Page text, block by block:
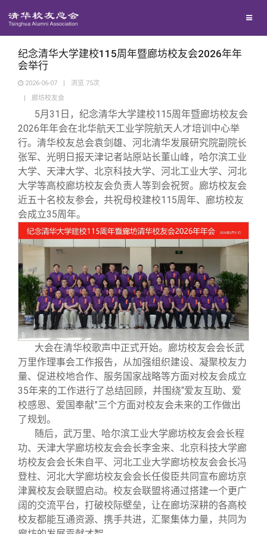
地区联络
年级联络
院系校友工作
专业委员会
兴趣群体
西南联大校友会
回馈母校
捐赠项目
捐赠新闻
捐赠纪事
捐赠方法
义工计划
媒体平台
《清华校友通讯》
《水木清华》
我要订阅
新媒体平台
百年清华
清华人物
清华故事
青春风采
校友文苑
校友讲坛
校友视界
校友服务
终身学习
信息化服务
三创大赛
实用信息
校友总会
总会简介
会长致辞
总会章程
理事会名单
制度法规
关闭
纪念清华大学建校115周年暨廊坊校友会2026年年
会举行
2026-06-07 | 浏览 75次
|
廊坊校友会
5月31日，纪念清华大学建校115周年暨廊坊校友会
2026年年会在北华航天工业学院航天人才培训中心举
行。清华校友总会袁剑雄、河北清华发展研究院副院长
张军、光明日报天津记者站原站长董山峰，哈尔滨工业
大学、天津大学、北京科技大学、河北工业大学、河北
大学等高校廊坊校友会负责人等到会祝贺。廊坊校友会
近五十名校友参会，共祝母校建校115周年、廊坊校友
会成立35周年。
大会在清华校歌声中正式开始。廊坊校友会会长武
万里作理事会工作报告，从加强组织建设、凝聚校友力
量、促进校地合作、服务国家战略等方面对校友会成立
35年来的工作进行了总结回顾，并围绕“爱友互助、爱
校感恩、爱国奉献”三个方面对校友会未来的工作做出
了规划。
随后，武万里、哈尔滨工业大学廊坊校友会会长程
功、天津大学廊坊校友会会长李金来、北京科技大学廊
坊校友会会长朱自平、河北工业大学廊坊校友会会长冯
登柱、河北大学廊坊校友会会长任俊臣共同宣布廊坊京
津冀校友会联盟启动。校友会联盟将通过搭建一个更广
阔的交流平台，打破校际壁垒，让在廊坊深耕的各高校
校友都能互通资源、携手共进，汇聚集体力量，共同为